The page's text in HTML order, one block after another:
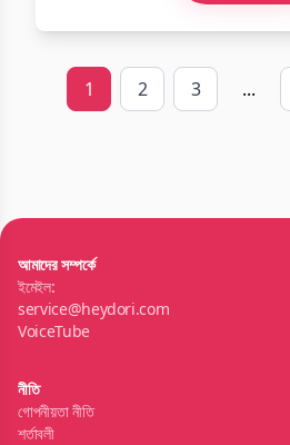
1 2 3 ...
আমাদের সম্পর্কে
ইমেইল:
service@heydori.com
VoiceTube
নীতি
গোপনীয়তা নীতি
শর্তাবলী